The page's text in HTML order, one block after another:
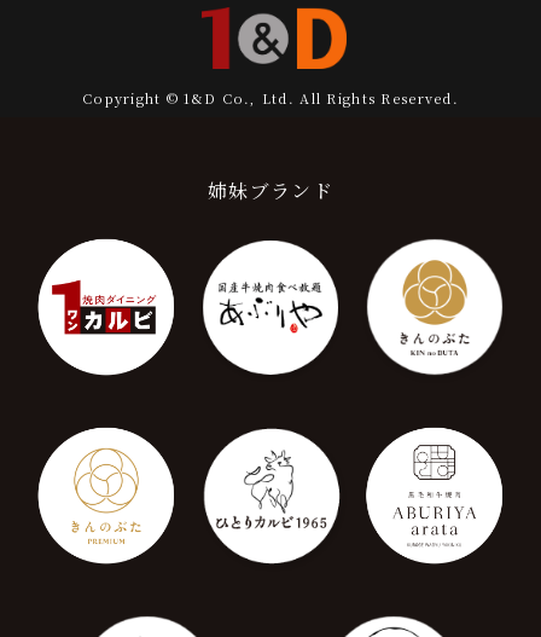
Copyright © 1&D Co., Ltd. All Rights Reserved.
姉妹ブランド